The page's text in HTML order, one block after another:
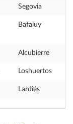
Segovia
Bafaluy
Alcubierre
Loshuertos
Lardiés